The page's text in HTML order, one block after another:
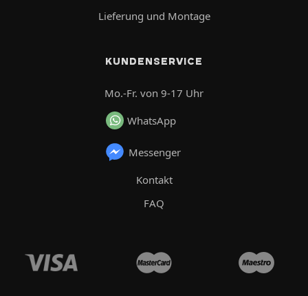
Lieferung und Montage
KUNDENSERVICE
Mo.-Fr. von 9-17 Uhr
WhatsApp
Messenger
Kontakt
FAQ